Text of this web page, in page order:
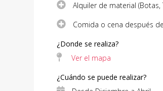
Alquiler de material
Comida o cena después
¿Donde se realiza?
Ver el mapa
¿Cuándo se puede realizar?